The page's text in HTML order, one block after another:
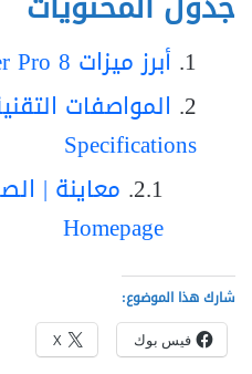
أبرز ميزات Firetrust MailWasher Pro 8
Specifications
معاينة |
Homepage
شارك هذا الموضوع:
فيس بوك X